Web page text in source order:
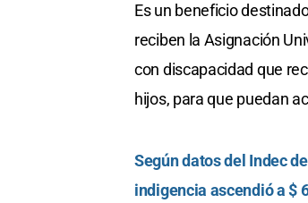
Es un beneficio
reciben la Asignación
con discapacidad que
hijos, para que puedan
Según datos del Indec
indigencia ascendió a $